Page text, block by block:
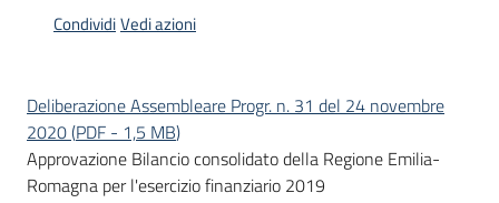
Atti
Piani
Programmi
Progetti
CondividiVedi azioni
Deliberazione Assembleare Progr. n. 31 del 24 novembre
2020(PDF - 1,5 MB)
Approvazione Bilancio consolidato della Regione Emilia-
Romagna per l'esercizio finanziario 2019